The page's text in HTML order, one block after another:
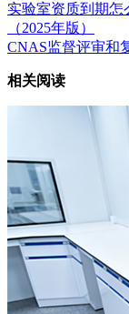
实验室资质到期
（2025年版）
CNAS监督评审和
相关阅读